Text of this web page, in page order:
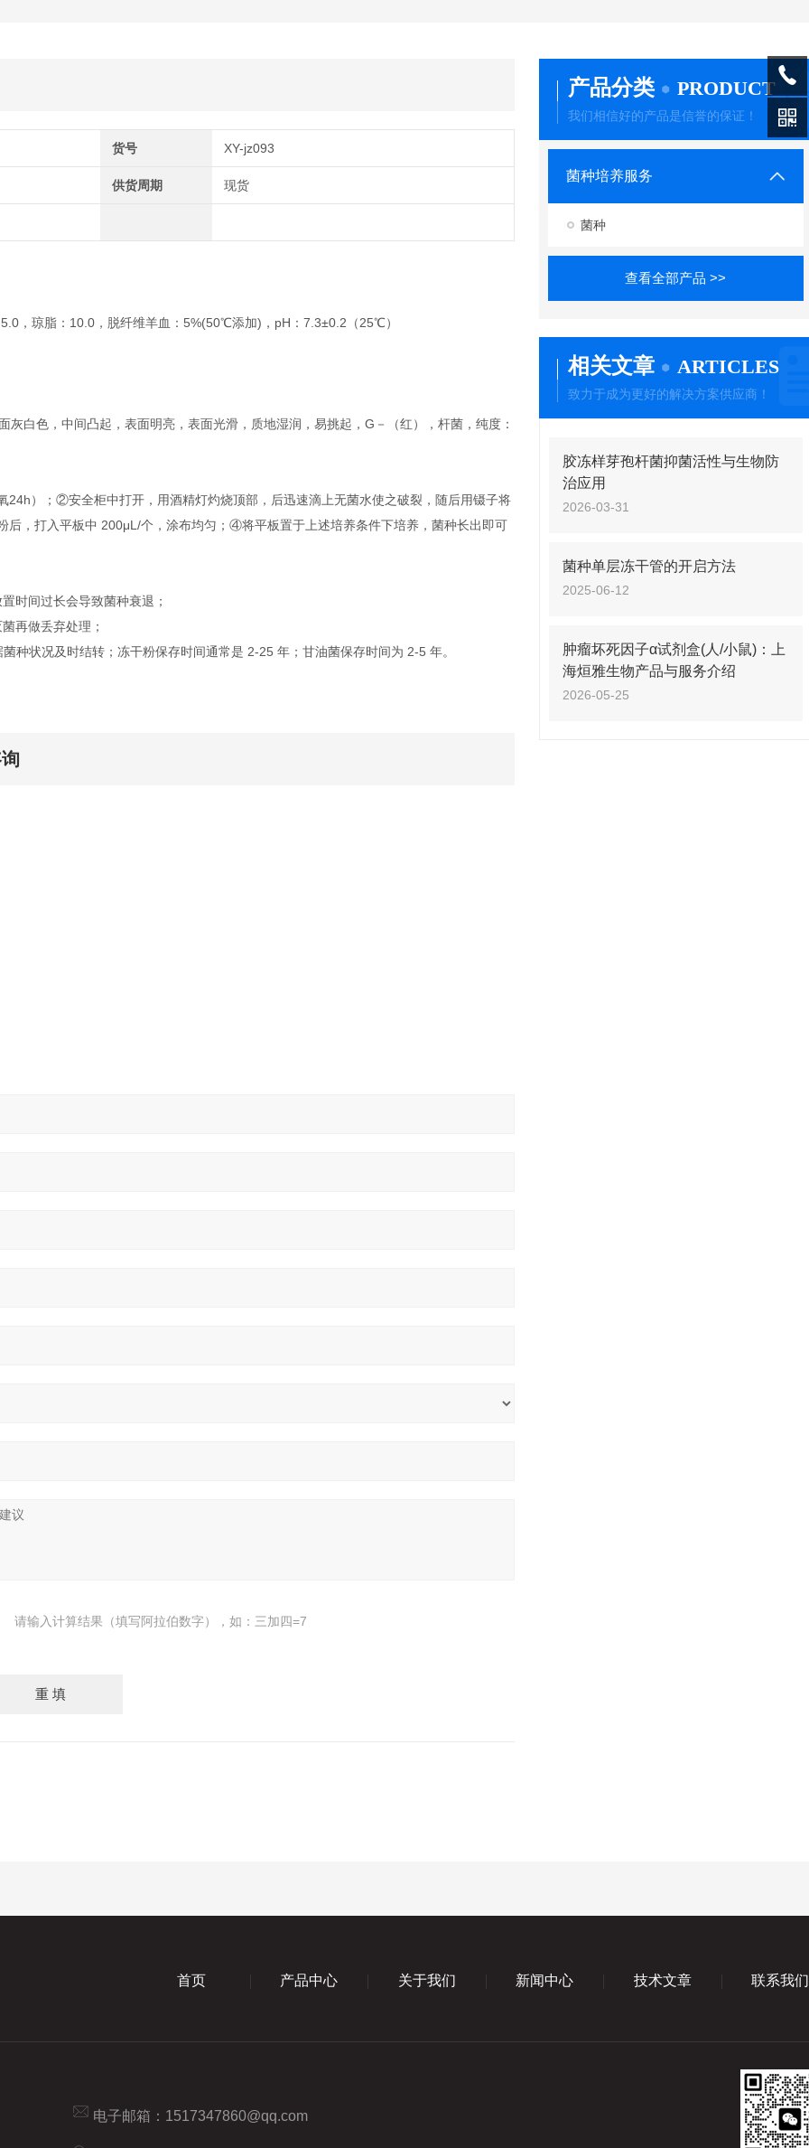
货号 XY-jz093
供货周期 现货
，琼脂：10.0，脱纤维羊血：5%(50℃添加)，pH：7.3±0.2（25℃）
白色，中间凸起，表面明亮，表面光滑，质地湿润，易挑起，G－（红），杆菌，纯度：
）；②安全柜中打开，用酒精灯灼烧顶部，后迅速滴上无菌水使之破裂，随后用镊子将
，打入平板中 200μL/个，涂布均匀；④将平板置于上述培养条件下培养，菌种长出即可
时间过长会导致菌种衰退；
再做丢弃处理；
种状况及时结转；冻干粉保存时间通常是 2-25 年；甘油菌保存时间为 2-5 年。
请输入计算结果（填写阿拉伯数字），如：三加四=7
产品分类 PRODUCT
我们相信好的产品是信誉的保证！
菌种培养服务
菌种
查看全部产品 >>
相关文章 ARTICLES
致力于成为更好的解决方案供应商！
胶冻样芽孢杆菌抑菌活性与生物防
治应用
2026-03-31
菌种单层冻干管的开启方法
2025-06-12
肿瘤坏死因子α试剂盒(人/小鼠)：上
海烜雅生物产品与服务介绍
2026-05-25
首页 产品中心 关于我们 新闻中心 技术文章 联系我们
电子邮箱： 1517347860@qq.com